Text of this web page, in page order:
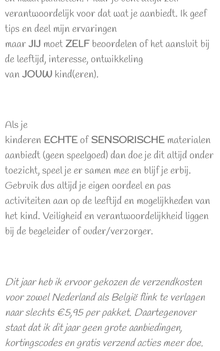
verantwoordelijk voor dat wat je aanbiedt. Ik geef
tips en deel mijn ervaringen
maarJIJ moet ZELFbeoordelen of het aansluit bij
de leeftijd, interesse, ontwikkeling
vanJOUW kind(eren).
Als je
kinderen ECHTEofSENSORISCHE materialen
aanbiedt (geen speelgoed) dan doe je dit altijd onder
toezicht, speel je er samen mee en blijf je erbij.
Gebruik dus altijd je eigen oordeel en pas
activiteiten aan op de leeftijd en mogelijkheden van
het kind. Veiligheid en verantwoordelijkheid liggen
bij de begeleider of ouder/verzorger.
Dit jaar heb ik ervoor gekozen de verzendkosten
voor zowel Nederland als België flink te verlagen
naar slechts €5,95 per pakket. Daartegenover
staat dat ik dit jaar geen grote aanbiedingen,
kortingscodes en gratis verzend acties meer doe.